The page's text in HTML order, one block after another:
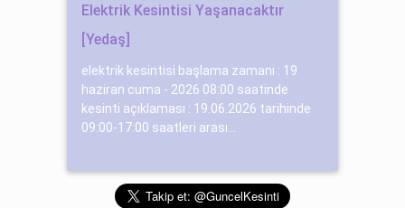
Elektrik Kesintisi Yaşanacaktır
[Yedaş]
elektrik kesintisi başlama zamanı : 19
haziran cuma - 2026 08:00 saatinde
kesinti açıklaması : 19.06.2026 tarihinde
09:00-17:00 saatleri arası...